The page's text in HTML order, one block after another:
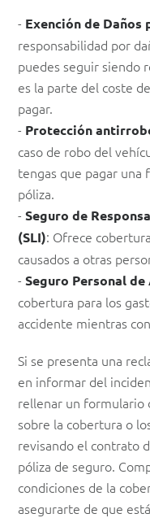
- Exención de Daños
responsabilidad por
puedes seguir siendo
es la parte del coste
pagar.
- Protección
caso de robo del
tengas que pagar una
póliza.
- Seguro de
(SLI): Ofrece
causados a otras
- Seguro Personal
cobertura para los
accidente mientras
Si se presenta una
en informar del
rellenar un formulario
sobre la cobertura o
revisando el contrato
póliza de seguro.
condiciones de la
asegurarte de que